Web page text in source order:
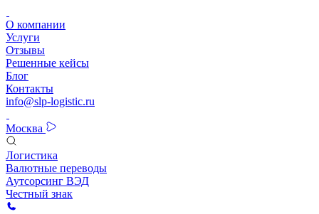
О компании
Услуги
Отзывы
Решенные кейсы
Блог
Контакты
info@slp-logistic.ru
Москва
Логистика
Валютные переводы
Аутсорсинг ВЭД
Честный знак